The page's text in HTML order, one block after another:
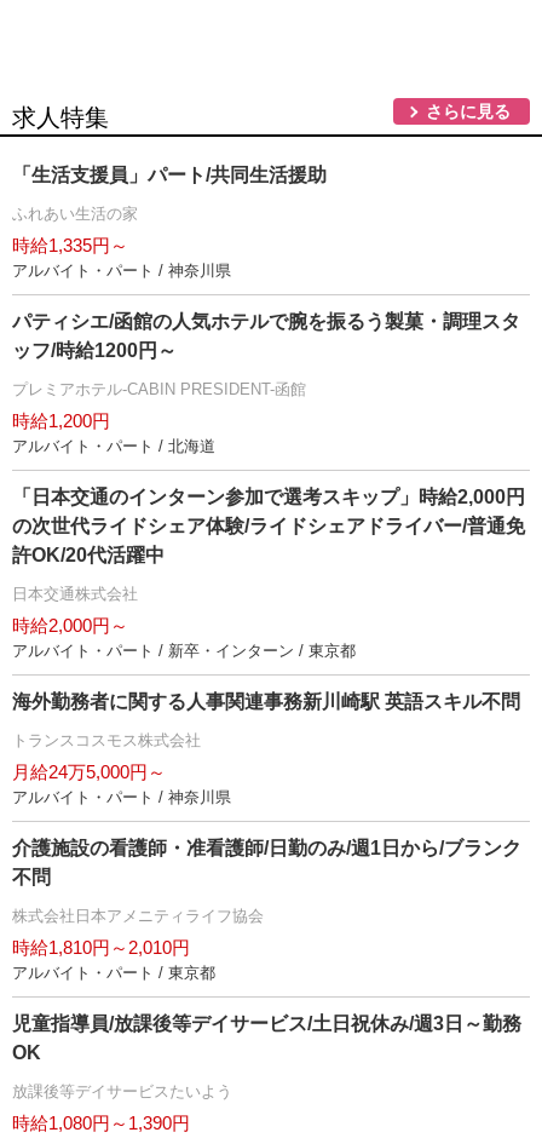
求人特集 さらに見る
「生活支援員」パート/共同生活援助
ふれあい生活の家
時給1,335円～
アルバイト・パート / 神奈川県
パティシエ/函館の人気ホテルで腕を振るう製菓・調理スタ
ッフ/時給1200円～
プレミアホテル-CABIN PRESIDENT-函館
時給1,200円
アルバイト・パート / 北海道
「日本交通のインターン参加で選考スキップ」時給2,000円
の次世代ライドシェア体験/ライドシェアドライバー/普通免
許OK/20代活躍中
日本交通株式会社
時給2,000円～
アルバイト・パート / 新卒・インターン / 東京都
海外勤務者に関する人事関連事務新川崎駅 英語スキル不問
トランスコスモス株式会社
月給24万5,000円～
アルバイト・パート / 神奈川県
介護施設の看護師・准看護師/日勤のみ/週1日から/ブランク
不問
株式会社日本アメニティライフ協会
時給1,810円～2,010円
アルバイト・パート / 東京都
児童指導員/放課後等デイサービス/土日祝休み/週3日～勤務
OK
放課後等デイサービスたいよう
時給1,080円～1,390円